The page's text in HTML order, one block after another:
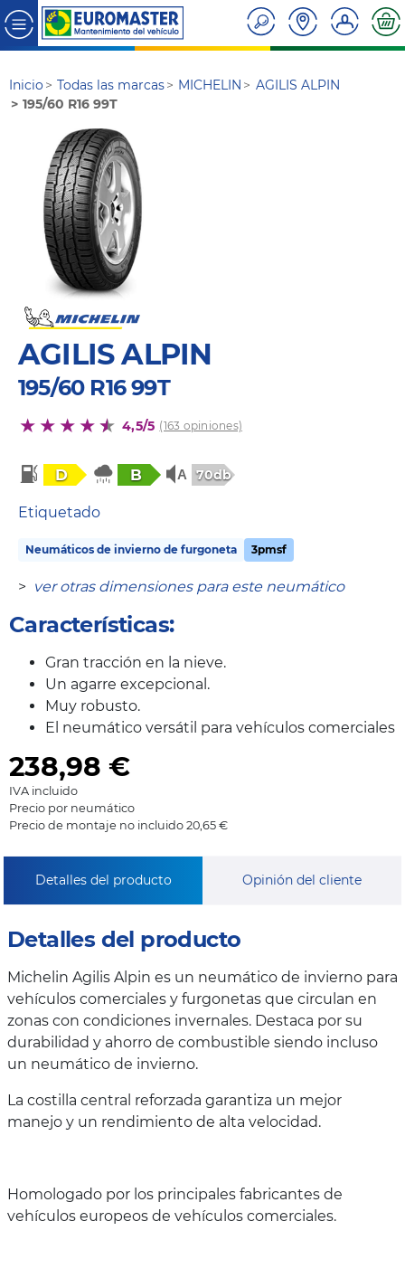
Inicio Todas las marcas MICHELIN
AGILIS ALPIN
195/60 R16 99T
AGILIS ALPIN
195/60 R16 99T
4,5/5 (163 opiniones)
D B 70db
Etiquetado
Neumáticos de invierno de furgoneta 3pmsf
> ver otras dimensiones para este neumático
Características:
Gran tracción en la nieve.
Un agarre excepcional.
Muy robusto.
El neumático versátil para vehículos comerciales
238,98 €
IVA incluido
Precio por neumático
Precio de montaje no incluido 20,65 €
Detalles del producto Opinión del cliente
Detalles del producto
Michelin Agilis Alpin es un neumático de invierno para
vehículos comerciales y furgonetas que circulan en
zonas con condiciones invernales. Destaca por su
durabilidad y ahorro de combustible siendo incluso
un neumático de invierno.
La costilla central reforzada garantiza un mejor
manejo y un rendimiento de alta velocidad.
Homologado por los principales fabricantes de
vehículos europeos de vehículos comerciales.